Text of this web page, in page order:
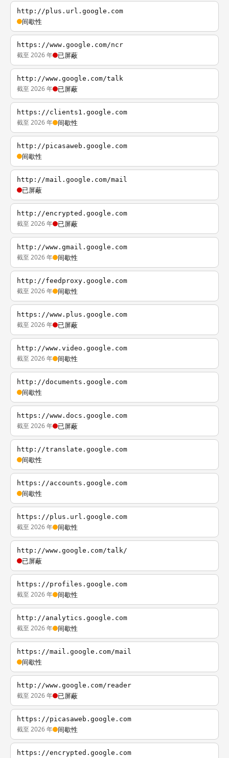
http://plus.url.google.com
间歇性
https://www.google.com/ncr
截至 2026 年 已屏蔽
http://www.google.com/talk
截至 2026 年 已屏蔽
https://clients1.google.com
截至 2026 年 间歇性
http://picasaweb.google.com
间歇性
http://mail.google.com/mail
已屏蔽
http://encrypted.google.com
截至 2026 年 已屏蔽
http://www.gmail.google.com
截至 2026 年 间歇性
http://feedproxy.google.com
截至 2026 年 间歇性
https://www.plus.google.com
截至 2026 年 已屏蔽
http://www.video.google.com
截至 2026 年 间歇性
http://documents.google.com
间歇性
https://www.docs.google.com
截至 2026 年 已屏蔽
http://translate.google.com
间歇性
https://accounts.google.com
间歇性
https://plus.url.google.com
截至 2026 年 间歇性
http://www.google.com/talk/
已屏蔽
https://profiles.google.com
截至 2026 年 间歇性
http://analytics.google.com
截至 2026 年 间歇性
https://mail.google.com/mail
间歇性
http://www.google.com/reader
截至 2026 年 已屏蔽
https://picasaweb.google.com
截至 2026 年 间歇性
https://encrypted.google.com